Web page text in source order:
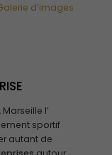
d’images
l’
sportif
autant de